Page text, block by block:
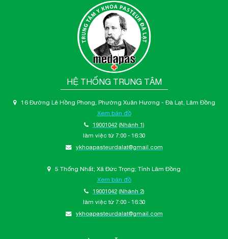
HỆ THỐNG TRUNG TÂM
16 Đường Lê Hồng Phong, Phường Xuân Hương - Đà Lạt, Lâm Đồng
Xem bản đồ
19001042 (Nhánh 1)
làm việc từ 7:00 - 16:30
ykhoapasteurdalat@gmail.com
5 Thống Nhất; Xã Đức Trọng; Tỉnh Lâm Đồng
Xem bản đồ
19001042 (Nhánh 2)
làm việc từ 7:00 - 16:30
ykhoapasteurdalat@gmail.com